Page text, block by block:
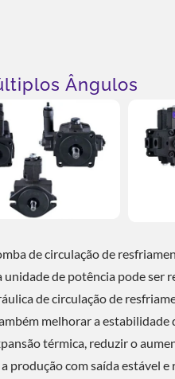
Ângulos
de circulação de
de potência pode ser
de circulação de
melhorar a estabilidade
térmica, reduzir o
produção com saída estável